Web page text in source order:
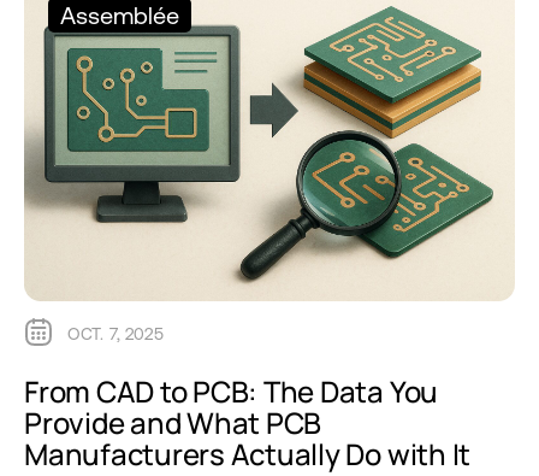
Assemblée
OCT. 7, 2025
From CAD to PCB: The Data You
Provide and What PCB
Manufacturers Actually Do with It